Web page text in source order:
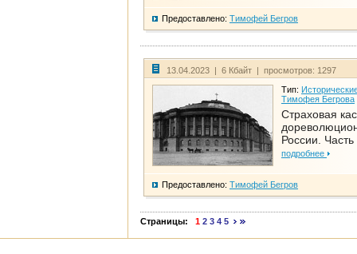
Предоставлено: Тимофей Бегров
13.04.2023 | 6 Кбайт | просмотров: 1297
Тип:
Тимофея Бегрова
Страховая
России. Часть
подробнее
Предоставлено: Тимофей Бегров
Страницы: 1 2 3 4 5